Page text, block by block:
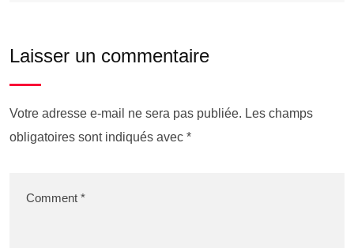
Laisser un commentaire
Votre adresse e-mail ne sera pas publiée. Les champs
obligatoires sont indiqués avec *